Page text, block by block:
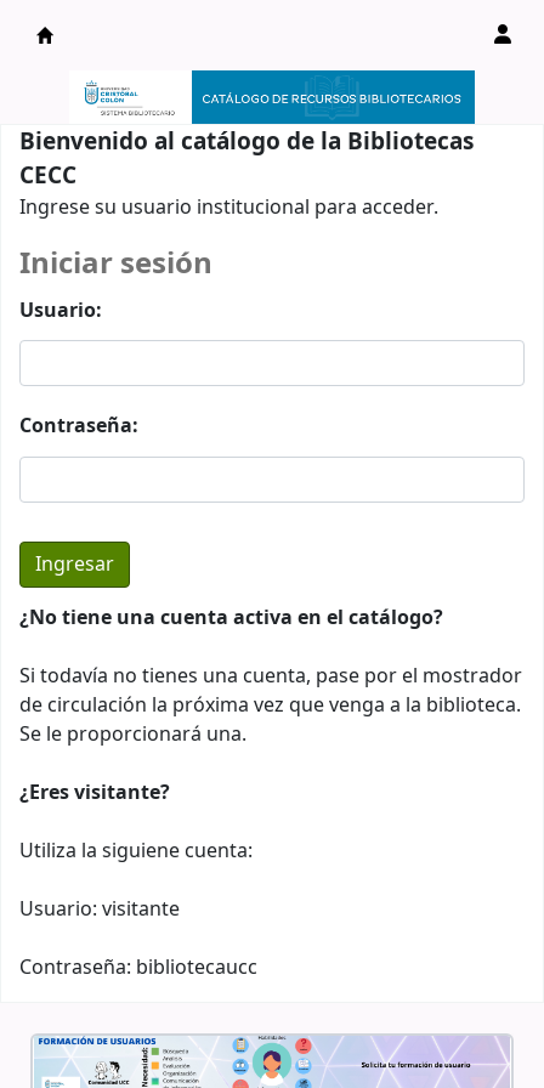
Catálogo en línea
Bienvenido al catálogo de la Bibliotecas
CECC
Ingrese su usuario institucional para acceder.
Iniciar sesión
Usuario:
Contraseña:
¿No tiene una cuenta activa en el catálogo?
Si todavía no tienes una cuenta, pase por el mostrador
de circulación la próxima vez que venga a la biblioteca.
Se le proporcionará una.
¿Eres visitante?
Utiliza la siguiene cuenta:
Usuario: visitante
Contraseña: bibliotecaucc